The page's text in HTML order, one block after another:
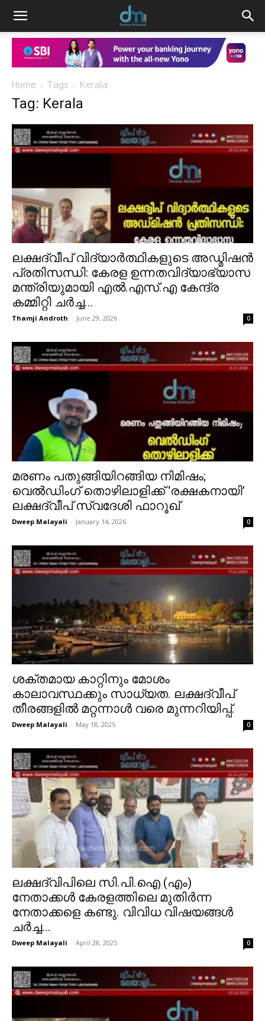
Home Tags Kerala
Tag: Kerala
ലക്ഷദ്വീപ് വിദ്യാർത്ഥികളുടെ അഡ്മിഷൻ
പ്രതിസന്ധി: കേരള ഉന്നതവിദ്യാഭ്യാസ
മന്ത്രിയുമായി എൽ.എസ്.എ കേന്ദ്ര
കമ്മിറ്റി ചർച്ച...
Thamji Androth - June 29, 2026 0
മരണം പതുങ്ങിയിറങ്ങിയ നിമിഷം;
വെൽഡിംഗ് തൊഴിലാളിക്ക് ‘രക്ഷകനായി’
ലക്ഷദ്വീപ് സ്വദേശി ഫാറൂഖ്
Dweep Malayali - January 14, 2026 0
ശക്തമായ കാറ്റിനും മോശം
കാലാവസ്ഥക്കും സാധ്യത. ലക്ഷദ്വീപ്
തീരങ്ങളിൽ മറ്റന്നാൾ വരെ മുന്നറിയിപ്പ്.
Dweep Malayali - May 18, 2025 0
ലക്ഷദ്വിപിലെ സി.പി.ഐ (എം)
നേതാക്കൾ കേരളത്തിലെ മുതിർന്ന
നേതാക്കളെ കണ്ടു. വിവിധ വിഷയങ്ങൾ
ചർച്ച...
Dweep Malayali - April 28, 2025 0